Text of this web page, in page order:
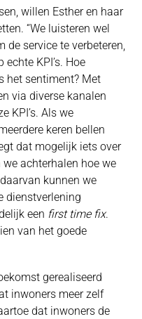
willen Esther en haar
“We luisteren wel
de service te verbeteren,
KPI’s. Hoe
het sentiment? Met
via diverse kanalen
KPI’s. Als we
keren bellen
dat mogelijk iets over
achterhalen hoe we
kunnen we
dienstverlening
een first time fix.
van het goede
gerealiseerd
inwoners meer zelf
dat inwoners de